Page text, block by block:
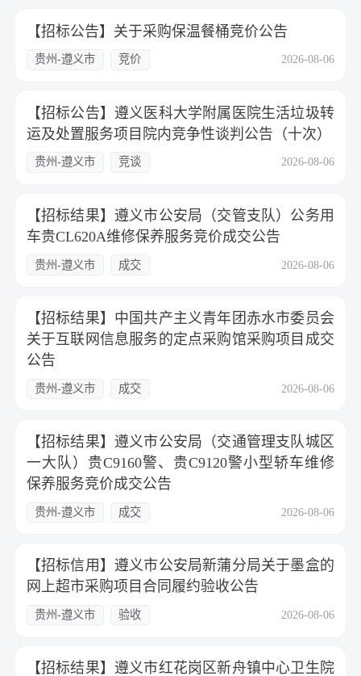
【招标公告】关于采购保温餐桶竞价公告
贵州-遵义市 竞价 2026-08-06
【招标公告】遵义医科大学附属医院生活垃圾转
运及处置服务项目院内竞争性谈判公告（十次）
贵州-遵义市 竞谈 2026-08-06
【招标结果】遵义市公安局（交管支队）公务用
车贵CL620A维修保养服务竞价成交公告
贵州-遵义市 成交 2026-08-06
【招标结果】中国共产主义青年团赤水市委员会
关于互联网信息服务的定点采购馆采购项目成交
公告
贵州-遵义市 成交 2026-08-06
【招标结果】遵义市公安局（交通管理支队城区
一大队）贵C9160警、贵C9120警小型轿车维修
保养服务竞价成交公告
贵州-遵义市 成交 2026-08-06
【招标信用】遵义市公安局新蒲分局关于墨盒的
网上超市采购项目合同履约验收公告
贵州-遵义市 验收 2026-08-06
【招标结果】遵义市红花岗区新舟镇中心卫生院